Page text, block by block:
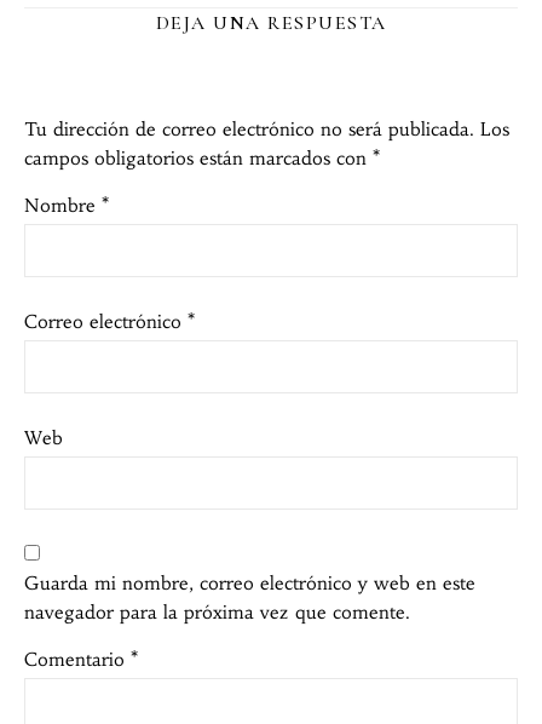
DEJA UNA RESPUESTA
Tu dirección de correo electrónico no será publicada. Los
campos obligatorios están marcados con *
Nombre *
Correo electrónico *
Web
Guarda mi nombre, correo electrónico y web en este
navegador para la próxima vez que comente.
Comentario *